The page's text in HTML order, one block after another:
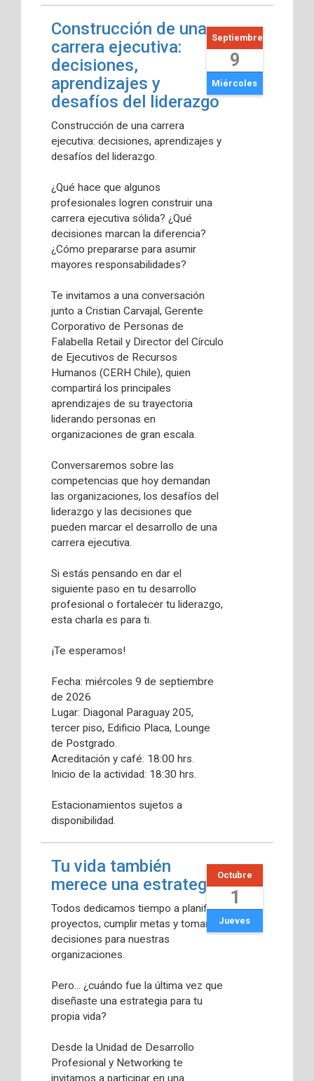
Construcción de una
carrera ejecutiva:
decisiones,
aprendizajes y
desafíos del liderazgo
Construcción de una carrera
ejecutiva: decisiones, aprendizajes y
desafíos del liderazgo.
¿Qué hace que algunos
profesionales logren construir una
carrera ejecutiva sólida? ¿Qué
decisiones marcan la diferencia?
¿Cómo prepararse para asumir
mayores responsabilidades?
Te invitamos a una conversación
junto a Cristian Carvajal, Gerente
Corporativo de Personas de
Falabella Retail y Director del Círculo
de Ejecutivos de Recursos
Humanos (CERH Chile), quien
compartirá los principales
aprendizajes de su trayectoria
liderando personas en
organizaciones de gran escala.
Conversaremos sobre las
competencias que hoy demandan
las organizaciones, los desafíos del
liderazgo y las decisiones que
pueden marcar el desarrollo de una
carrera ejecutiva.
Si estás pensando en dar el
siguiente paso en tu desarrollo
profesional o fortalecer tu liderazgo,
esta charla es para ti.
¡Te esperamos!
Fecha: miércoles 9 de septiembre
de 2026
Lugar: Diagonal Paraguay 205,
tercer piso, Edificio Placa, Lounge
de Postgrado.
Acreditación y café: 18:00 hrs.
Inicio de la actividad: 18:30 hrs.
Estacionamientos sujetos a
disponibilidad.
Septiembre
9
Miércoles
Tu vida también
merece una estrategia
Todos dedicamos tiempo a planificar
proyectos, cumplir metas y tomar
decisiones para nuestras
organizaciones.
Pero... ¿cuándo fue la última vez que
diseñaste una estrategia para tu
propia vida?
Desde la Unidad de Desarrollo
Profesional y Networking te
invitamos a participar en una
Octubre
1
Jueves